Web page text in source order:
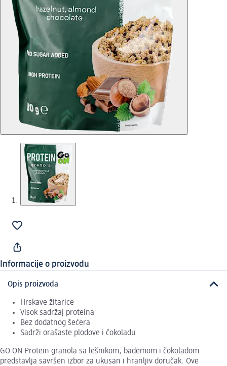
Informacije o proizvodu
Opis proizvoda
Hrskave žitarice
Visok sadržaj proteina
Bez dodatnog šećera
Sadrži orašaste plodove i čokoladu
GO ON Protein granola sa lešnikom, bademom i čokoladom
predstavlja savršen izbor za ukusan i hranljiv doručak. Ove